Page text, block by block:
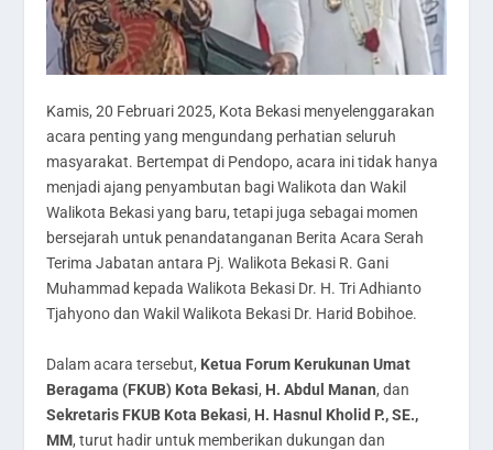
Kamis, 20 Februari 2025, Kota Bekasi menyelenggarakan
acara penting yang mengundang perhatian seluruh
masyarakat. Bertempat di Pendopo, acara ini tidak hanya
menjadi ajang penyambutan bagi Walikota dan Wakil
Walikota Bekasi yang baru, tetapi juga sebagai momen
bersejarah untuk penandatanganan Berita Acara Serah
Terima Jabatan antara Pj. Walikota Bekasi R. Gani
Muhammad kepada Walikota Bekasi Dr. H. Tri Adhianto
Tjahyono dan Wakil Walikota Bekasi Dr. Harid Bobihoe.
Dalam acara tersebut, Ketua Forum Kerukunan Umat
Beragama (FKUB) Kota Bekasi, H. Abdul Manan, dan
Sekretaris FKUB Kota Bekasi, H. Hasnul Kholid P., SE.,
MM, turut hadir untuk memberikan dukungan dan